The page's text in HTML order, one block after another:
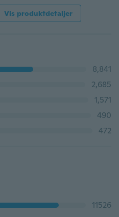
Vis produktdetaljer
8,841
2,685
1,571
490
472
11526